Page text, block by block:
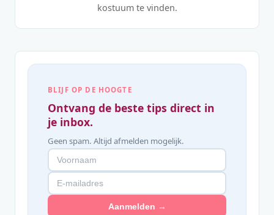
kostuum te vinden.
BLIJF OP DE HOOGTE
Ontvang de beste tips direct in
je inbox.
Geen spam. Altijd afmelden mogelijk.
Aanmelden →